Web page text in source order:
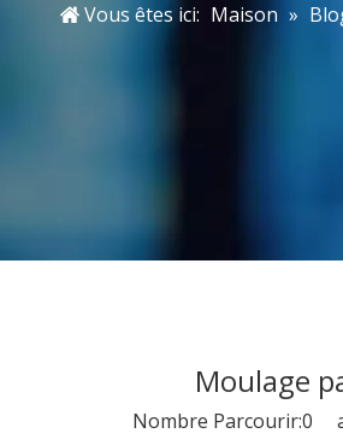
Vous êtes ici: Maison »
Moulage
Nombre Parcourir:0